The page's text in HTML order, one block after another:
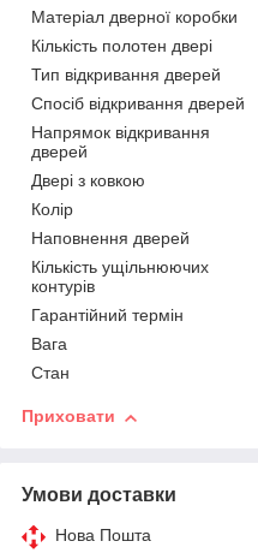
Матеріал дверної коробки
Кількість полотен двері
Тип відкривання дверей
Спосіб відкривання дверей
Напрямок відкривання
дверей
Двері з ковкою
Колір
Наповнення дверей
Кількість ущільнюючих
контурів
Гарантійний термін
Вага
Стан
Приховати
Умови доставки
Нова Пошта